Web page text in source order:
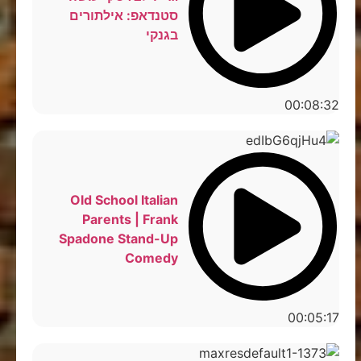
00:08:32
סטנדאפ: אילתורים
בגנקי
00:05:17
Old School Italian
Parents | Frank
Spadone Stand-Up
Comedy